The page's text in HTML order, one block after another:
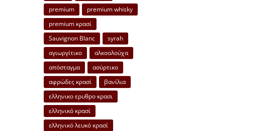
premium
premium whisky
premium κρασί
Sauvignon Blanc
syrah
αγιωργίτικο
αλκοολούχα
απόσταγμα
ασύρτικο
αφρώδες κρασί
βανίλια
ελληνικο ερυθρο κρασι
ελληνικό κρασί
ελληνικό λευκό κρασί